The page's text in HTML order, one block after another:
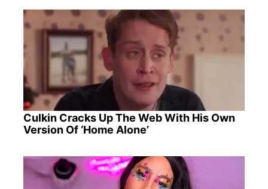
Culkin Cracks Up The Web With His Own
Version Of ‘Home Alone’